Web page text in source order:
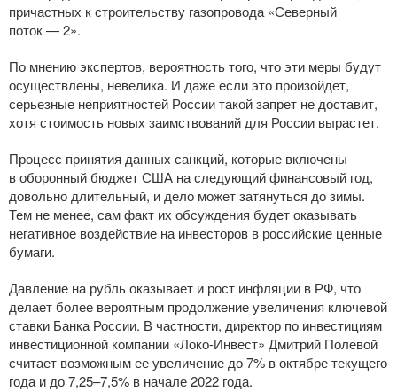
причастных к строительству газопровода «Северный
поток — 2».
По мнению экспертов, вероятность того, что эти меры будут
осуществлены, невелика. И даже если это произойдет,
серьезные неприятностей России такой запрет не доставит,
хотя стоимость новых заимствований для России вырастет.
Процесс принятия данных санкций, которые включены
в оборонный бюджет США на следующий финансовый год,
довольно длительный, и дело может затянуться до зимы.
Тем не менее, сам факт их обсуждения будет оказывать
негативное воздействие на инвесторов в российские ценные
бумаги.
Давление на рубль оказывает и рост инфляции в РФ, что
делает более вероятным продолжение увеличения ключевой
ставки Банка России. В частности, директор по инвестициям
инвестиционной компании «Локо-Инвест» Дмитрий Полевой
считает возможным ее увеличение до 7% в октябре текущего
года и до 7,25–7,5% в начале 2022 года.